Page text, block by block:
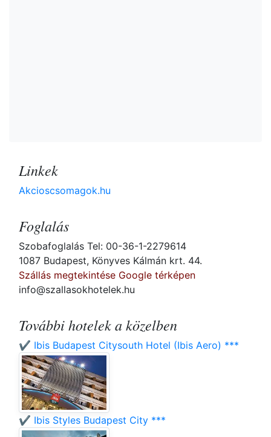
Linkek
Akcioscsomagok.hu
Foglalás
Szobafoglalás Tel: 00-36-1-2279614
1087 Budapest, Könyves Kálmán krt. 44.
Szállás megtekintése Google térképen
info@szallasokhotelek.hu
További hotelek a közelben
✔️ Ibis Budapest Citysouth Hotel (Ibis Aero) ***
✔️ Ibis Styles Budapest City ***